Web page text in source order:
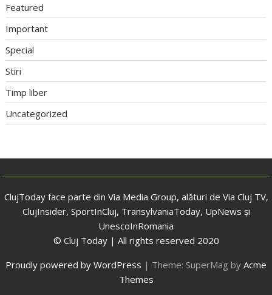
Featured
Important
Special
Stiri
Timp liber
Uncategorized
ClujToday face parte din Via Media Group, alături de Via Cluj TV,
ClujInsider, SportInCluj, TransylvaniaToday, UpNews și
UnescoInRomania
© Cluj Today | All rights reserved 2020
Proudly powered by WordPress | Theme: SuperMag by Acme
Themes